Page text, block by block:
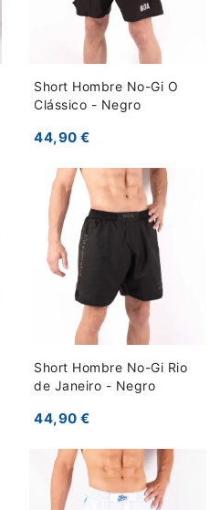
Short Hombre No-Gi O
Clássico - Negro
44,90 €
Short Hombre No-Gi Rio
de Janeiro - Negro
44,90 €